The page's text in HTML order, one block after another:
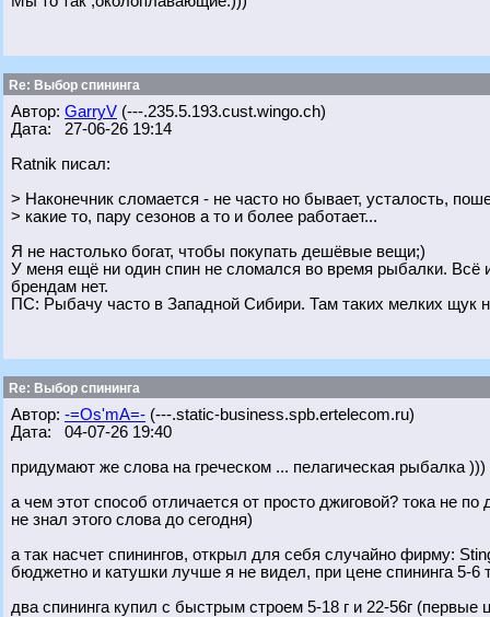
Re: Выбор спининга
Автор: GarryV (---.235.5.193.cust.wingo.ch)
Дата: 27-06-26 19:14
Ratnik писал:
> Наконечник сломается - не часто но бывает, усталость,
> какие то, пару сезонов а то и более работает...
Я не настолько богат, чтобы покупать дешёвые вещи;)
У меня ещё ни один спин не сломался во время рыбалки. Всё
брендам нет.
ПС: Рыбачу часто в Западной Сибири. Там таких мелких щук
Re: Выбор спининга
Автор: -=Os'mA=- (---.static-business.spb.ertelecom.ru)
Дата: 04-07-26 19:40
придумают же слова на греческом ... пелагическая рыбалка )))
а чем этот способ отличается от просто джиговой? тока не
не знал этого слова до сегодня)
а так насчет спинингов, открыл для себя случайно фирму:
бюджетно и катушки лучше я не видел, при цене спининга 5-6
два спининга купил с быстрым строем 5-18 г и 22-56г (первые